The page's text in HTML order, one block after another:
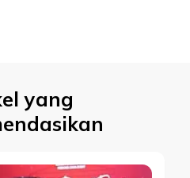
yang